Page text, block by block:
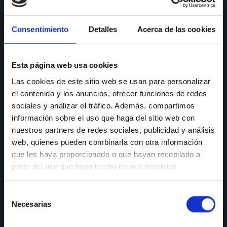
Consentimiento Detalles Acerca de las cookies
Esta página web usa cookies
Las cookies de este sitio web se usan para personalizar
el contenido y los anuncios, ofrecer funciones de redes
sociales y analizar el tráfico. Además, compartimos
información sobre el uso que haga del sitio web con
nuestros partners de redes sociales, publicidad y análisis
web, quienes pueden combinarla con otra información
que les haya proporcionado o que hayan recopilado a
partir del uso que haya hecho de sus servicios.
Necesarias
CONSULTAS
91 690 96 63
Móvil:636 59 60 42
E-mail: info@nectali.com
SHOWROOM
Timanfaya, 15, 17 y 19
28970 Humanes de Madrid
Lunes a viernes: